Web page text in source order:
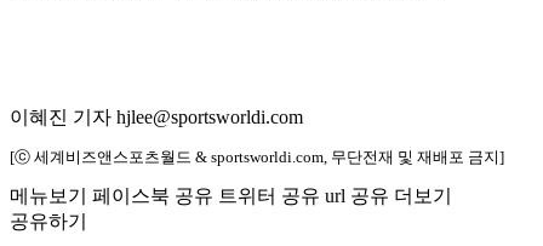
이혜진 기자 hjlee@sportsworldi.com
[ⓒ 세계비즈앤스포츠월드 & sportsworldi.com, 무단전재 및 재배포 금지]
메뉴보기 페이스북 공유 트위터 공유 url 공유 더보기
공유하기